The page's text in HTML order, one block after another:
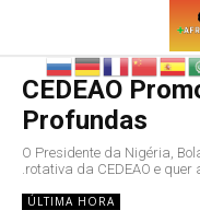
CEDEAO
Profundas
O Presidente da Nigéria,
rotativa da CEDEAO e
ÚLTIMA HORA